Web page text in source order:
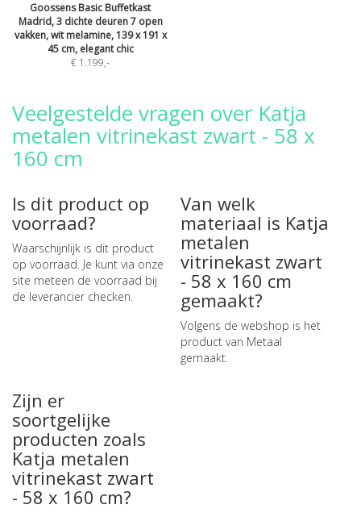
Goossens Basic Buffetkast
Madrid, 3 dichte deuren 7 open
vakken, wit melamine, 139 x 191 x
45 cm, elegant chic
€ 1.199,-
Veelgestelde vragen over Katja
metalen vitrinekast zwart - 58 x
160 cm
Is dit product op
voorraad?
Waarschijnlijk is dit product
op voorraad. Je kunt via onze
site meteen de voorraad bij
de leverancier checken.
Van welk
materiaal is Katja
metalen
vitrinekast zwart
- 58 x 160 cm
gemaakt?
Volgens de webshop is het
product van Metaal
gemaakt.
Zijn er
soortgelijke
producten zoals
Katja metalen
vitrinekast zwart
- 58 x 160 cm?